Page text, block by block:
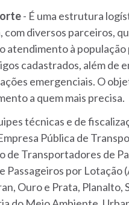
- É uma estrutura
com diversos parceiros,
atendimento à
cadastrados, além de
emergenciais. O
a quem mais precisa.
técnicas e de
Pública de
de Transportadores de
Passageiros por Lotação
Ouro e Prata, Planalto,